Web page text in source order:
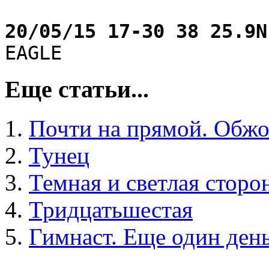
20/05/15 17-30 38
EAGLE
Еще статьи...
Почти на прямой.
Тунец
Темная и светлая
Тридцатьшестая
Гимнаст. Еще один